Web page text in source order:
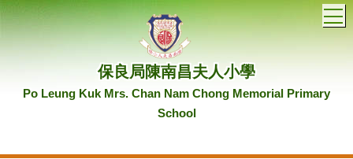
保良局陳南昌夫人小學
Po Leung Kuk Mrs. Chan Nam Chong Memorial Primary
School